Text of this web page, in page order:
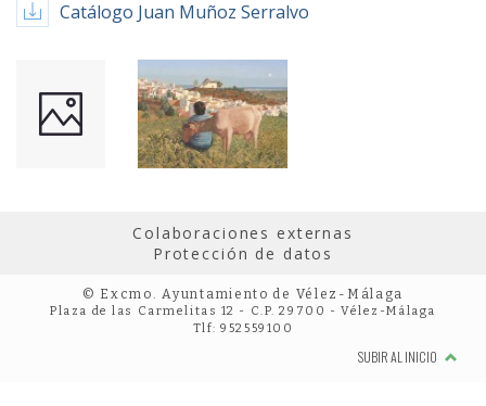
Catálogo Juan Muñoz Serralvo
Colaboraciones externas
Protección de datos
© Excmo. Ayuntamiento de Vélez-Málaga
Plaza de las Carmelitas 12 - C.P. 29700 - Vélez-Málaga
Tlf: 952559100
SUBIR AL INICIO